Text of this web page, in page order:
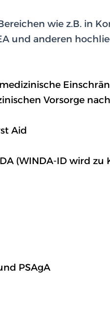
wie z.B. in
und anderen
Vorsorge nach
Aid
(WINDA-ID wird zu
PSAgA